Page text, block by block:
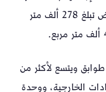
من 75 مليون ريال عُماني على مساحة أرض تبلغ 278 ألف متر
ويتسع لأكثر من
الخارجية، ووحدة